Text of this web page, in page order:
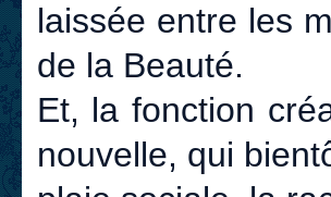
laissée entre les
de la Beauté.
Et, la fonction
nouvelle, qui